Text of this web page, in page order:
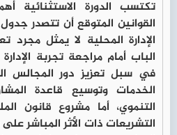
تكتسب الدورة الاستثنائية
القوانين المتوقع أن تتصدر
الإدارة المحلية لا يمثل
الباب أمام مراجعة تجربة
في سبل تعزيز دور المجالس
الخدمات وتوسيع قاعدة
التنموي، أما مشروع قانون
التشريعات ذات الأثر المباشر على